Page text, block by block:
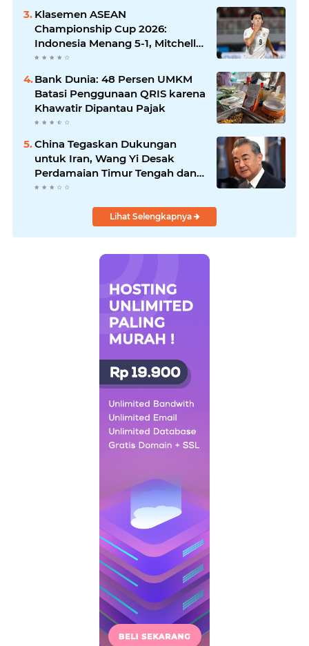
Kejanggalan
Klasemen ASEAN
Championship Cup 2026:
Indonesia Menang 5-1, Mitchell
Baker Hattrick dan Puncaki Top
Skor
Bank Dunia: 48 Persen UMKM
Batasi Penggunaan QRIS karena
Khawatir Dipantau Pajak
China Tegaskan Dukungan
untuk Iran, Wang Yi Desak
Perdamaian Timur Tengah dan
Soroti Ketegangan dengan AS
Lihat Selengkapnya